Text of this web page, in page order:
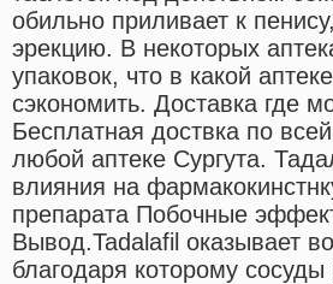
обильно приливает к
эрекцию. В некоторых
упаковок, что в какой
сэкономить. Доставка где
Бесплатная доствка по
любой аптеке Сургута.
влияния на
препарата Побочные
Вывод.Tadalafil оказывает
благодаря которому